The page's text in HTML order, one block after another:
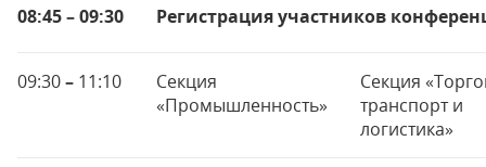
08:45 – 09:30 Регистрация участников
09:30– 11:10
Секция
«Промышленность»
Секция
транспорт и
логистика»